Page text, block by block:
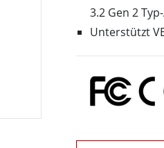
Panel-PCs für das
Display für das
KI-Computer
Edge-KI-Mobilität
Edge AI Panel-PCs
Edge-KI-Computing
3.2 Gen 2
Unterstützt